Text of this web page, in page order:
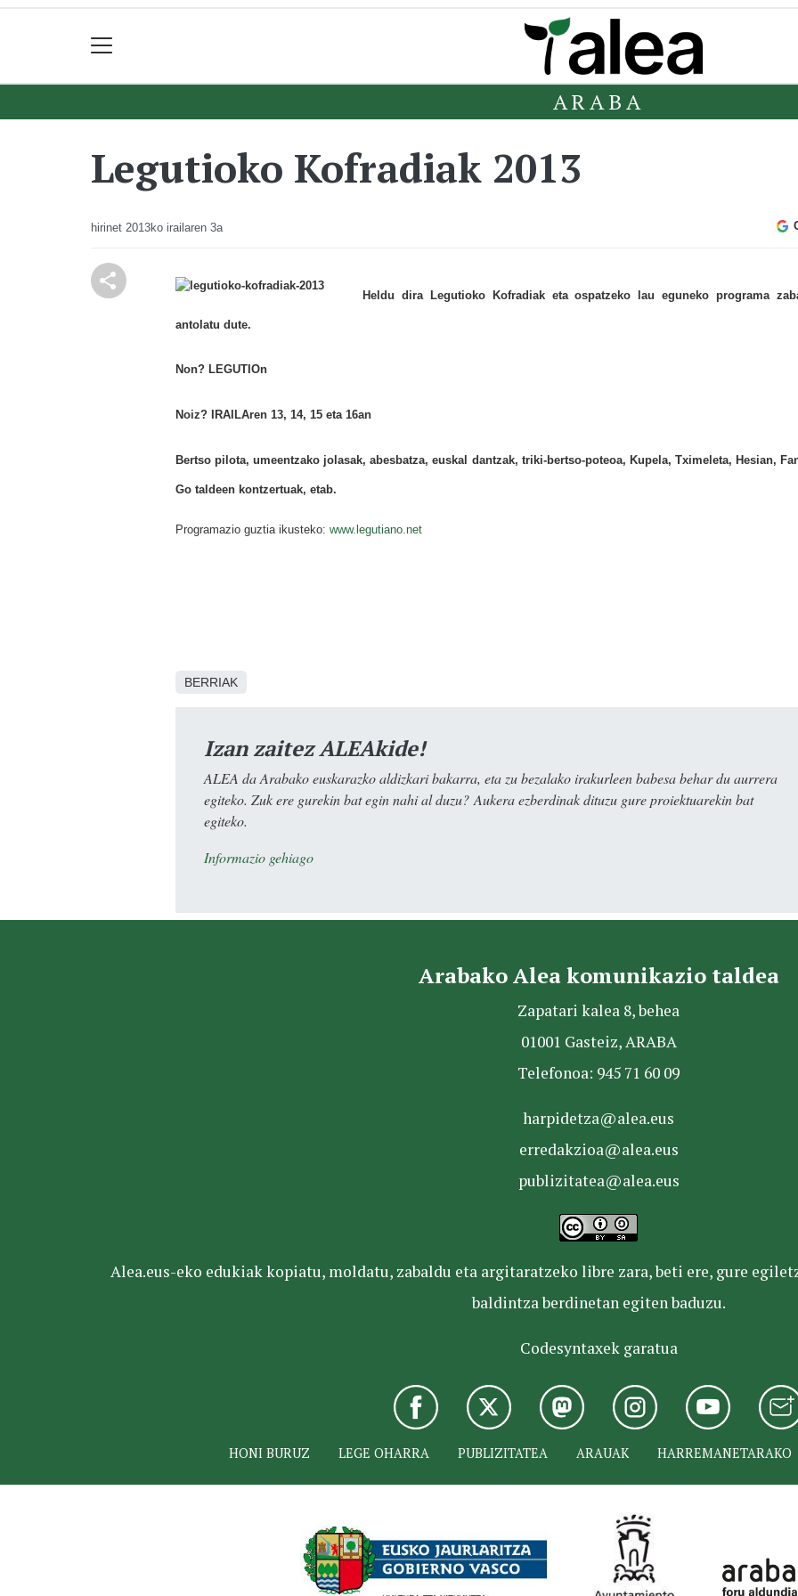
ARABA
Legutioko Kofradiak 2013
hirinet 2013ko irailaren 3a
Heldu dira Legutioko Kofradiak eta ospatzeko lau eguneko programa
antolatu dute.
Non? LEGUTIOn
Noiz? IRAILAren 13, 14, 15 eta 16an
Bertso pilota, umeentzako jolasak, abesbatza, euskal dantzak, triki-bertso-poteoa, Kupela, Tximeleta, Hesian,
Go taldeen kontzertuak, etab.
Programazio guztia ikusteko: www.legutiano.net
BERRIAK
Izan zaitez ALEAkide!
ALEA da Arabako euskarazko aldizkari bakarra, eta zu bezalako irakurleen babesa behar du aurrera
egiteko. Zuk ere gurekin bat egin nahi al duzu? Aukera ezberdinak dituzu gure proiektuarekin bat
egiteko.
Informazio gehiago
Arabako Alea komunikazio taldea
Zapatari kalea 8, behea
01001 Gasteiz, ARABA
Telefonoa: 945 71 60 09
harpidetza@alea.eus
erredakzioa@alea.eus
publizitatea@alea.eus
Alea.eus-eko edukiak kopiatu, moldatu, zabaldu eta argitaratzeko libre zara, beti ere, gure
baldintza berdinetan egiten baduzu.
Codesyntaxek garatua
HONI BURUZ LEGE OHARRA PUBLIZITATEA ARAUAK HARREMANETARAKO